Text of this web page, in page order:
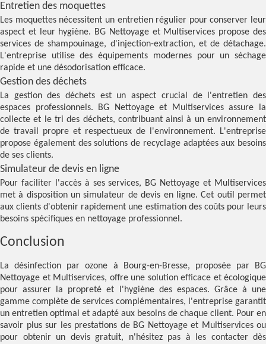
Entretien des moquettes
Les moquettes nécessitent un entretien régulier pour conserver leur
aspect et leur hygiène. BG Nettoyage et Multiservices propose des
services de shampouinage, d'injection-extraction, et de détachage.
L'entreprise utilise des équipements modernes pour un séchage
rapide et une désodorisation efficace.
Gestion des déchets
La gestion des déchets est un aspect crucial de l'entretien des
espaces professionnels. BG Nettoyage et Multiservices assure la
collecte et le tri des déchets, contribuant ainsi à un environnement
de travail propre et respectueux de l'environnement. L'entreprise
propose également des solutions de recyclage adaptées aux besoins
de ses clients.
Simulateur de devis en ligne
Pour faciliter l'accès à ses services, BG Nettoyage et Multiservices
met à disposition unsimulateur de devis en ligne. Cet outil permet
aux clients d'obtenir rapidement une estimation des coûts pour leurs
besoins spécifiques en nettoyage professionnel.
Conclusion
La désinfection par ozone à Bourg-en-Bresse, proposée par BG
Nettoyage et Multiservices, offre une solution efficace et écologique
pour assurer la propreté et l'hygiène des espaces. Grâce à une
gamme complète de services complémentaires, l'entreprise garantit
un entretien optimal et adapté aux besoins de chaque client. Pour en
savoir plus sur les prestations de BG Nettoyage et Multiservices ou
pour obtenir un devis gratuit, n'hésitez pas à les contacter dès